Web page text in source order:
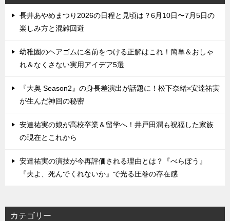
長井あやめまつり2026の日程と見頃は？6月10日〜7月5日の
楽しみ方と混雑回避
幼稚園のヘアゴムに名前をつける正解はこれ！簡単＆おしゃ
れ＆なくさない実用アイデア5選
『大奥 Season2』の身長差演出が話題に！松下奈緒×安達祐実
が生んだ神回の秘密
安達祐実の娘が高校卒業＆留学へ！井戸田潤も祝福した家族
の現在とこれから
安達祐実の演技が今再評価される理由とは？『べらぼう』
『夫よ、死んでくれないか』で光る圧巻の存在感
カテゴリー